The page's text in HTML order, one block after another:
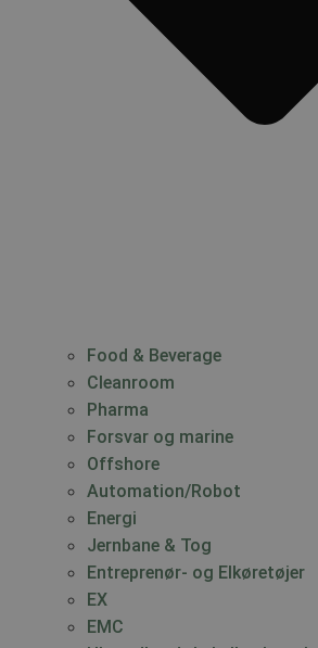
Food & Beverage
Cleanroom
Pharma
Forsvar og marine
Offshore
Automation/Robot
Energi
Jernbane & Tog
Entreprenør- og Elkøretøjer
EX
EMC